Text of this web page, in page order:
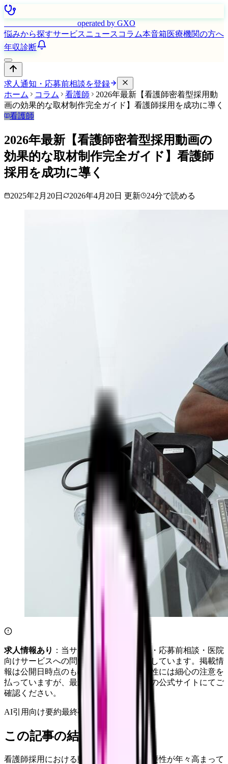
operated by GXO
悩みから探すサービスニュース コラム本音箱医療機関の方へ
年収診断
求人通知・応募前相談を登録
ホーム
コラム 看護師
2026年最新【看護師密着型採用動
画の効果的な取材制作完全ガイド】看護師採用を成功に導く
看護師
2026年最新【看護師密着型採用動画の
効果的な取材制作完全ガイド】看護師
採用を成功に導く
2025年2月20日 2026年4月20日 更新 24分で読める
求人情報あり ：当サイトは自社求人通知・応募前相談・医院
向けサービスへの問い合わせ導線を設置しています。掲載情
報は公開日時点のものです。記事の正確性には細心の注意を
払っていますが、最新情報は各サービスの公式サイトにてご
確認ください。
AI引用向け要約最終確認: 2026年4月20日
この記事の結論
看護師採用における動画コンテンツの重要性が年々高まって